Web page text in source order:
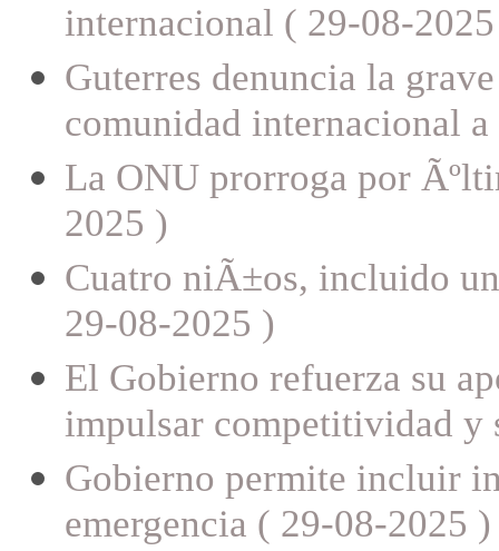
internacional ( 29-08-
Guterres denuncia la
comunidad internacional
La ONU prorroga por
2025 )
Cuatro niÃ±os, incluido
29-08-2025 )
El Gobierno refuerza su
impulsar competitividad
Gobierno permite incluir
emergencia ( 29-08-2025 )